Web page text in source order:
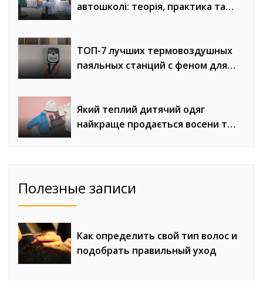
автошколі: теорія, практика та
ТОП-7 лучших термовоздушных
паяльных станций с феном для
Який теплий дитячий одяг
найкраще продається восени та
Полезные записи
Как определить свой тип волос и
подобрать правильный уход